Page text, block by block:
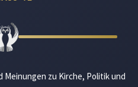
zu Kirche, Politik und